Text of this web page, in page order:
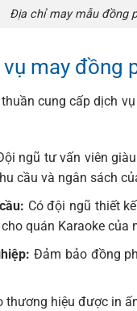
Địa chỉ may mẫu đồng
may đồng
cung cấp dịch
ngũ tư vấn viên
cầu và ngân sách
Có đội ngũ thiết
quán Karaoke của
Đảm bảo đồng
thương hiệu được in